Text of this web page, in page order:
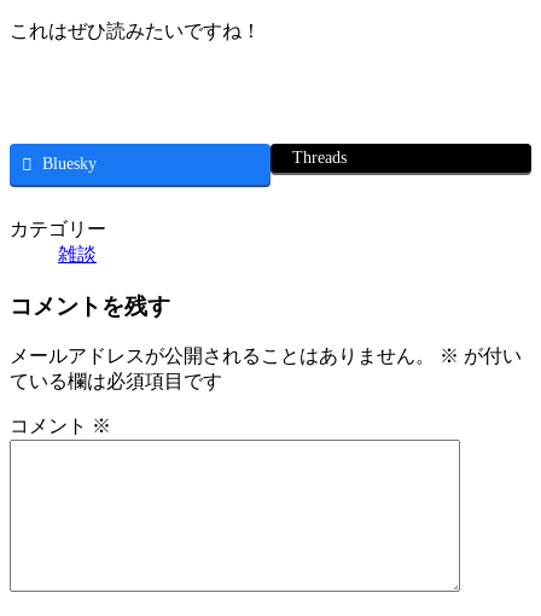
これはぜひ読みたいですね！
Bluesky Threads
カテゴリー
雑談
コメントを残す
メールアドレスが公開されることはありません。 ※ が付い
ている欄は必須項目です
コメント ※